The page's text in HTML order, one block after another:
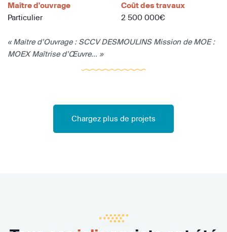
Maître d'ouvrage
Particulier
Coût des travaux
2 500 000€
« Maitre d’Ouvrage : SCCV DESMOULINS Mission de MOE :
MOEX Maîtrise d’Œuvre... »
Chargez plus de projets